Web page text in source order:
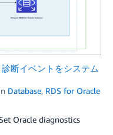
断イベントをシステム
Database, RDS for Oracle
Oracle diagnostics